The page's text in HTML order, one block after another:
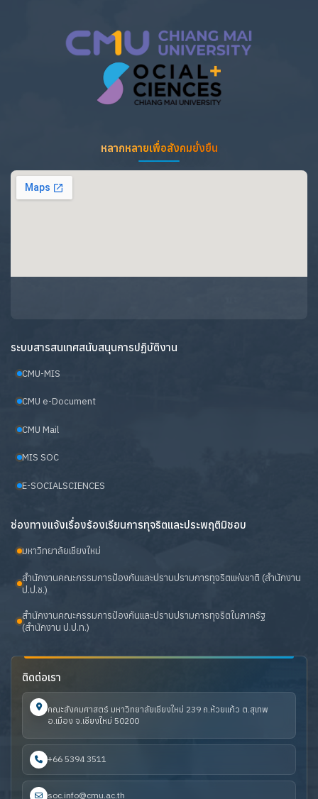
หลากหลายเพื่อสังคมยั่งยืน
ระบบสารสนเทศสนับสนุนการปฏิบัติงาน
CMU-MIS
CMU e-Document
CMU Mail
MIS SOC
E-SOCIALSCIENCES
ช่องทางแจ้งเรื่องร้องเรียนการทุจริตและประพฤติมิชอบ
มหาวิทยาลัยเชียงใหม่
สำนักงานคณะกรรมการป้องกันและปราบปรามการทุจริตแห่งชาติ (สำนักงาน
ป.ป.ช.)
สำนักงานคณะกรรมการป้องกันและปราบปรามการทุจริตในภาครัฐ
(สำนักงาน ป.ป.ท.)
ติดต่อเรา
คณะสังคมศาสตร์ มหาวิทยาลัยเชียงใหม่ 239 ถ.ห้วยแก้ว ต.สุเทพ
อ.เมือง จ.เชียงใหม่ 50200
+66 5394 3511
soc.info@cmu.ac.th